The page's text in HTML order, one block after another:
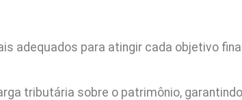
adequados para atingir cada objetivo
tributária sobre o patrimônio,